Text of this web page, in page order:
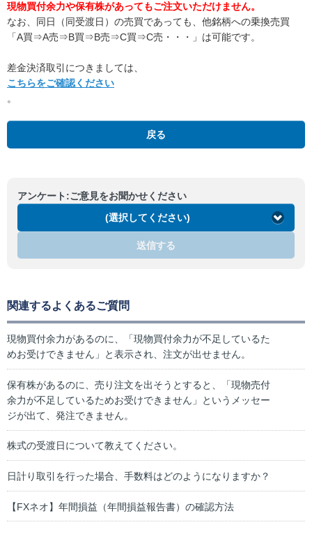
現物買付余力や保有株があってもご注文いただけません。
なお、同日（同受渡日）の売買であっても、他銘柄への乗換売買
「A買⇒A売⇒B買⇒B売⇒C買⇒C売・・・」は可能です。
差金決済取引につきましては、
こちらをご確認ください
。
戻る
アンケート:ご意見をお聞かせください
(選択してください)
送信する
関連するよくあるご質問
現物買付余力があるのに、「現物買付余力が不足しているた
めお受けできません」と表示され、注文が出せません。
保有株があるのに、売り注文を出そうとすると、「現物売付
余力が不足しているためお受けできません」というメッセー
ジが出て、発注できません。
株式の受渡日について教えてください。
日計り取引を行った場合、手数料はどのようになりますか？
【FXネオ】年間損益（年間損益報告書）の確認方法